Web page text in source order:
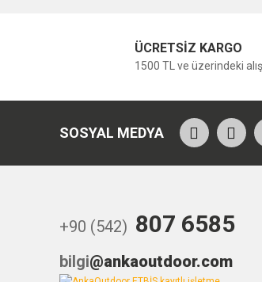
ÜCRETSİZ KARGO
1500 TL ve üzerindeki
SOSYAL MEDYA
+90 (542) 807 6585
bilgi@ankaoutdoor.com